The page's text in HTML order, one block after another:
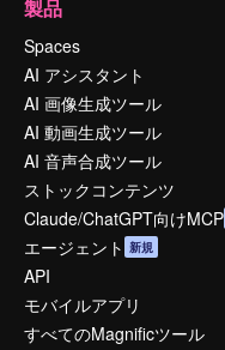
製品
Spaces
AI アシスタント
AI 画像生成ツール
AI 動画生成ツール
AI 音声合成ツール
ストックコンテンツ
Claude/ChatGPT向けMCP
エージェント 新規
API
モバイルアプリ
すべてのMagnificツール